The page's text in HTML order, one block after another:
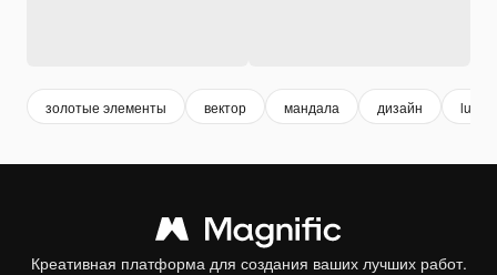
золотые элементы вектор мандала дизайн luxury
Креативная платформа для создания ваших лучших работ.